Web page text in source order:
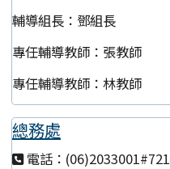
輔導組長：鄧組長
專任輔導教師：張教師
專任輔導教師：林教師
總務處
電話：(06)2033001#721